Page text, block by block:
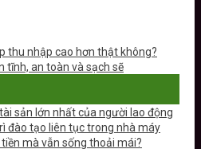
thu nhập cao hơn thật không?
tĩnh, an toàn và sạch sẽ
sản lớn nhất của người lao động
đào tạo liên tục trong nhà máy
tiền mà vẫn sống thoải mái?